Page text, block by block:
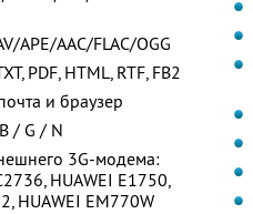
APE/AAC/FLAC/OGG
PDF, HTML, RTF, FB2
и браузер
/ G / N
3G-модема:
HUAWEI E1750,
HUAWEI EM770W